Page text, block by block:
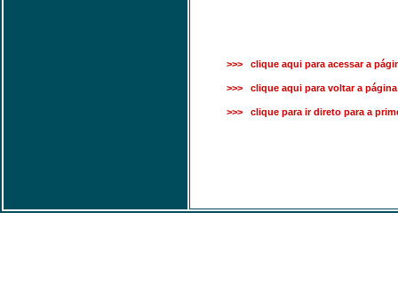
>>> clique aqui para acessar a
>>> clique aqui para voltar a
>>> clique para ir direto para a